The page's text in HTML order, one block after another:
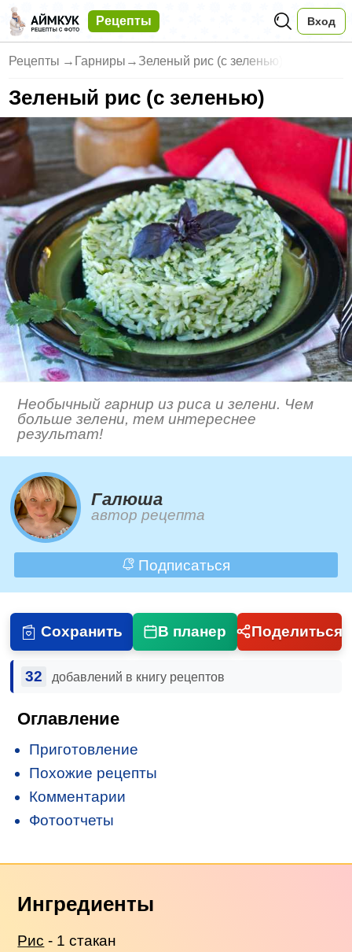
Рецепты Вход
Рецепты → Гарниры → Зеленый рис (с зеленью)
Зеленый рис (с зеленью)
Необычный гарнир из риса и зелени. Чем
больше зелени, тем интереснее
результат!
Галюша
автор рецепта
Подписаться
Сохранить В планер Поделиться
32 добавлений в книгу рецептов
Оглавление
Приготовление
Похожие рецепты
Комментарии
Фотоотчеты
Ингредиенты
Рис - 1 стакан